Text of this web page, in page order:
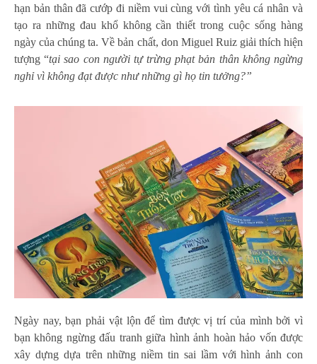
hạn bản thân đã cướp đi niềm vui cùng với tình yêu cá nhân và
tạo ra những đau khổ không cần thiết trong cuộc sống hàng
ngày của chúng ta. Về bản chất, don Miguel Ruiz giải thích hiện
tượng “tại sao con người tự trừng phạt bản thân không ngừng
nghỉ vì không đạt được như những gì họ tin tưởng?”
Ngày nay, bạn phải vật lộn để tìm được vị trí của mình bởi vì
bạn không ngừng đấu tranh giữa hình ảnh hoàn hảo vốn được
xây dựng dựa trên những niềm tin sai lầm với hình ảnh con